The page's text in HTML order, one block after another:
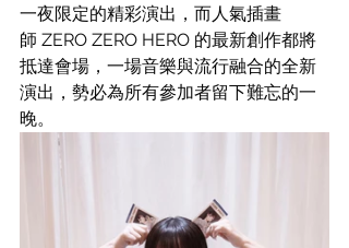
一夜限定的精彩演出，而人氣插畫
師 ZERO ZERO HERO 的最新創作都將
抵達會場，一場音樂與流行融合的全新
演出，勢必為所有參加者留下難忘的一
晚。